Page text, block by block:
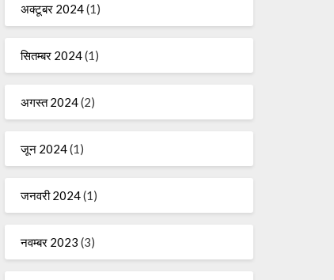
अक्टूबर 2024(1)
सितम्बर 2024(1)
अगस्त 2024(2)
जून 2024(1)
जनवरी 2024(1)
नवम्बर 2023 (3)